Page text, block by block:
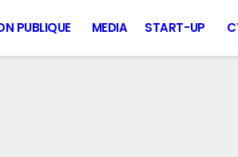
PUBLIQUE MEDIA START-UP